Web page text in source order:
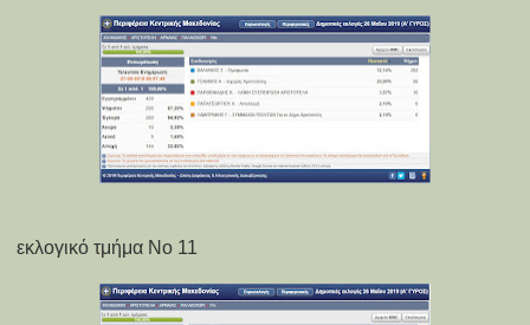
εκλογικό τμήμα Νο 11